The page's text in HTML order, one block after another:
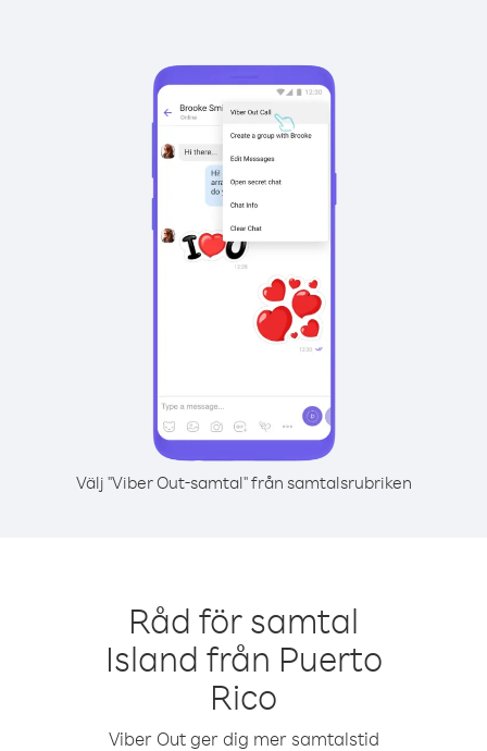
Välj "Viber Out-samtal" från samtalsrubriken
Råd för samtal
Island från Puerto
Rico
Viber Out ger dig mer samtalstid